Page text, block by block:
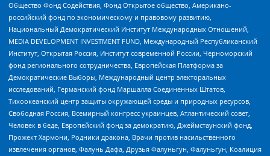
Общество Фонд Содействия, Фонд Открытое общество, Американо-
российский фонд по экономическому и правовому развитию,
Национальный Демократический Институт Международных Отношений,
MEDIA DEVELOPMENT INVESTMENT FUND, Международный Республиканский
Институт, Открытая Россия, Институт современной России, Черноморский
фонд регионального сотрудничества, Европейская Платформа за
Демократические Выборы, Международный центр электоральных
исследований, Германский фонд Маршалла Соединенных Штатов,
Тихоокеанский центр защиты окружающей среды и природных ресурсов,
Свободная Россия, Всемирный конгресс украинцев, Атлантический совет,
Человек в беде, Европейский фонд за демократию, Джеймстаунский фонд,
Прожект Хармони, Родники дракона, Врачи против насильственного
извлечения органов, Фалунь Дафа, Друзья Фалуньгун, Фалуньгун, Коалиция